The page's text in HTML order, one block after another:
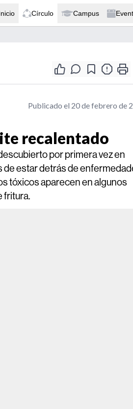
Círculo Campus
Publicado el 20 de febrero de
recalentado
por primera vez en
estar detrás de
tóxicos aparecen en algunos
fritura.